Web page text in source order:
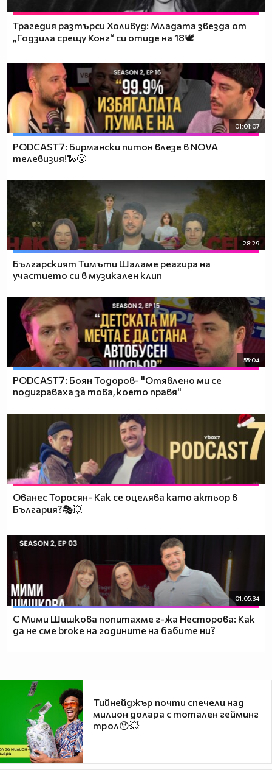
Трагедия разтърси Холивуд: Младата звезда от
„Годзила срещу Конг“ си отиде на 18🕊️
01:01:07
PODCAST7: Бирмански питон влезе в NOVA
телевизия!🐍😮
28:29
Българският Тимъти Шаламе реагира на
участието си в музикален клип
55:04
PODCAST7: ‪Боян Тодоров- "Отявлено ми се
подиграваха за това, което правя"
Ованес Торосян- Как се оцелява като актьор в
България?🎭💥
01:05:34
С Мими Шишкова попитахме г-жа Несторова: Как
да не сме broke на годините на бабите ни?
Тийнейджър почти спечели над
милион долара с тотален гейминг
трол😯💥